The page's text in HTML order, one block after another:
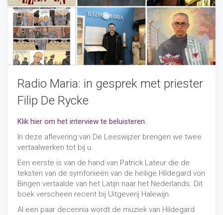
Radio Maria: in gesprek met priester
Filip De Rycke
Klik hier om het interview te beluisteren.
In deze aflevering van De Leeswijzer brengen we twee
vertaalwerken tot bij u.
Een eerste is van de hand van Patrick Lateur die de
teksten van de symfonieën van de heilige Hildegard von
Bingen vertaalde van het Latijn naar het Nederlands. Dit
boek verscheen recent bij Uitgeverij Halewijn.
Al een paar decennia wordt de muziek van Hildegard